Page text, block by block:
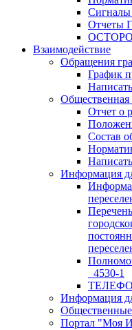
Сигналы
Отчеты
Взаимодействие
Обращения
График
Общественная
Отчет о
Состав
Информация
_4530-1
Информация
Портал "Моя